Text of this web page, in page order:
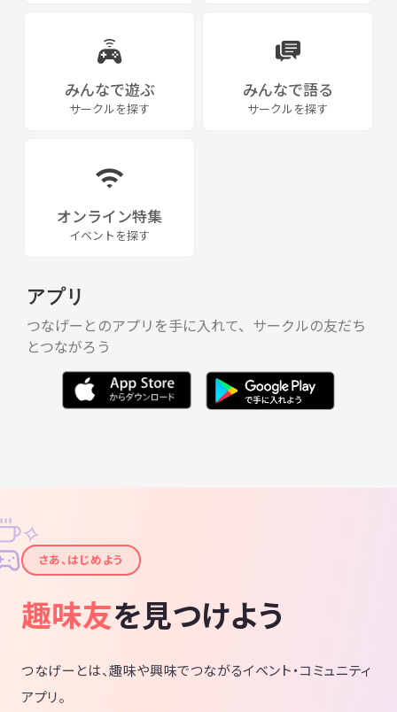
みんなで遊ぶ
サークルを探す
みんなで語る
サークルを探す
オンライン特集
イベントを探す
アプリ
つなげーとのアプリを手に入れて、サークルの友だち
とつながろう
✦
✧
さあ、はじめよう
趣味友を見つけよう
つなげーとは、趣味や興味でつながるイベント・コミュニティ
アプリ。